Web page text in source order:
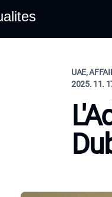
UAE,
2025. 11.